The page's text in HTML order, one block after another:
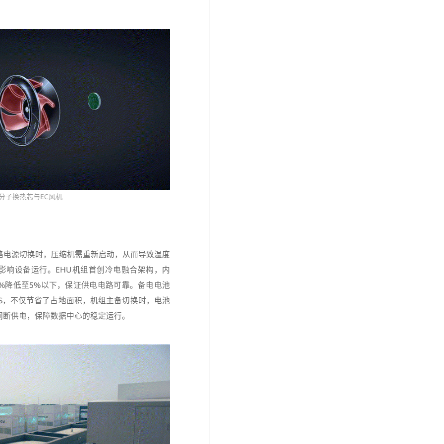
子换热芯与EC风机
源切换时，压缩机需重新启动，从而导致温度
响设备运行。EHU机组首创冷电融合架构，内
降低至5%以下，保证供电电路可靠。备电电池
不仅节省了占地面积，机组主备切换时，电池
供电，保障数据中心的稳定运行。